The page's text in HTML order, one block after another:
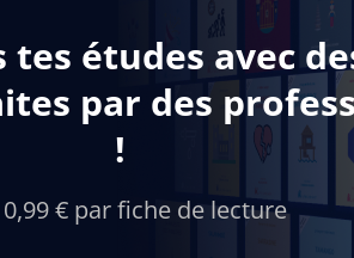
tes études avec
par des
!
0,99 € par fiche de lecture